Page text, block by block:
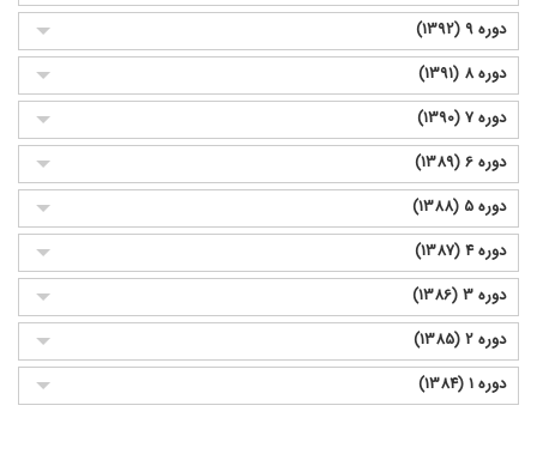
دوره 9 (1392)
دوره 8 (1391)
دوره 7 (1390)
دوره 6 (1389)
دوره 5 (1388)
دوره 4 (1387)
دوره 3 (1386)
دوره 2 (1385)
دوره 1 (1384)